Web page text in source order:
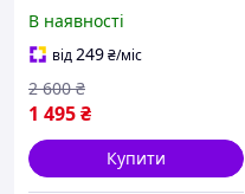
дверцятами на блискавці
MA710
В наявності
від249₴/міс
1 495₴
2 600 ₴
Купити